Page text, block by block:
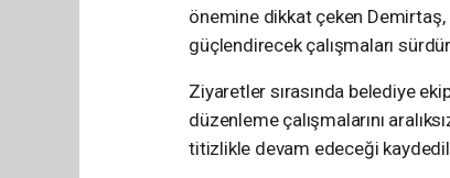
önemine dikkat çeken Demirtaş,
güçlendirecek çalışmaları
Ziyaretler sırasında belediye
düzenleme çalışmalarını
titizlikle devam edeceği